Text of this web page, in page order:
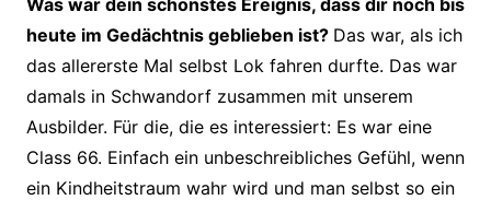
Was war dein schönstes Ereignis, dass dir noch bis
heute im Gedächtnis geblieben ist? Das war, als ich
das allererste Mal selbst Lok fahren durfte. Das war
damals in Schwandorf zusammen mit unserem
Ausbilder. Für die, die es interessiert: Es war eine
Class 66. Einfach ein unbeschreibliches Gefühl, wenn
ein Kindheitstraum wahr wird und man selbst so ein